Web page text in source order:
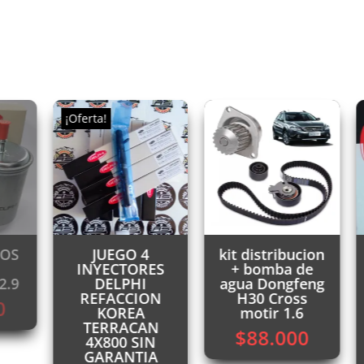
¡Oferta!
JUEGO 4
INYECTORES
DELPHI
REFACCION
KOREA
TERRACAN
4X800 SIN
GARANTIA
kit distribucion
+ bomba de
agua Dongfeng
H30 Cross
motir 1.6
$88.000